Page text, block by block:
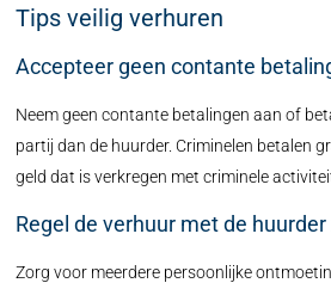
Tips veilig verhuren
Accepteer geen contante
Neem geen contante betalingen aan of
partij dan de huurder. Criminelen betalen
geld dat is verkregen met criminele
Regel de verhuur met de
Zorg voor meerdere persoonlijke